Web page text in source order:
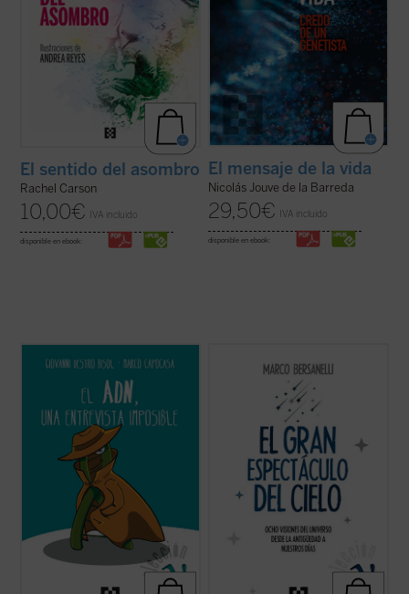
El sentido del asombro
Rachel Carson
10,00€ IVA incluido
disponible en ebook:
El mensaje de la vida
Nicolás Jouve de la Barreda
29,50€ IVA incluido
disponible en ebook:
Este libro presenta, con lenguaje para todo
público y mucho humor, los principales
hitos del descubrimiento de la molécula
más famosa del planeta y sus
consecuencias más relevantes para
nuestras vidas. En la entrevista final a
(ver ficha)
estrellada provoca en el observador una
impresión profunda en la que se aúna
fascinación y vértigo, curiosidad científica
e inspiración artística, intuición geométrica
y sentido religioso. ¿De qué ...